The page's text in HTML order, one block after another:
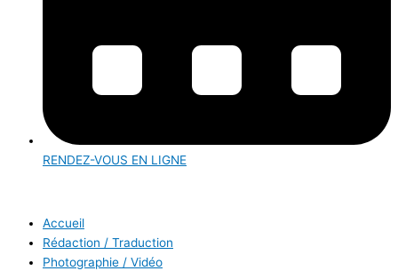
RENDEZ-VOUS EN LIGNE
Accueil
Rédaction / Traduction
Photographie / Vidéo